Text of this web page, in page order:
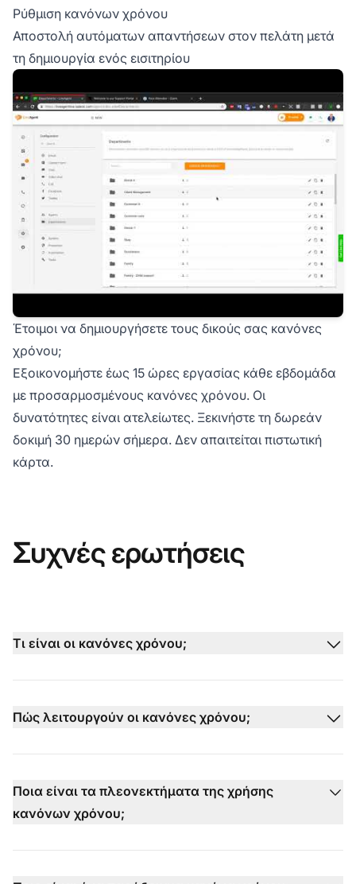
Ρύθμιση κανόνων χρόνου
Αποστολή αυτόματων απαντήσεων στον πελάτη μετά
τη δημιουργία ενός εισιτηρίου
Έτοιμοι να δημιουργήσετε τους δικούς σας κανόνες
χρόνου;
Εξοικονομήστε έως 15 ώρες εργασίας κάθε εβδομάδα
με προσαρμοσμένους κανόνες χρόνου. Οι
δυνατότητες είναι ατελείωτες. Ξεκινήστε τη δωρεάν
δοκιμή 30 ημερών σήμερα. Δεν απαιτείται πιστωτική
κάρτα.
Συχνές ερωτήσεις
Τι είναι οι κανόνες χρόνου;
Πώς λειτουργούν οι κανόνες χρόνου;
Ποια είναι τα πλεονεκτήματα της χρήσης
κανόνων χρόνου;